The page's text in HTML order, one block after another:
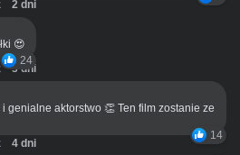
2 dni
😍
24
3 dni
genialne aktorstwo 👏 Ten film zostanie ze
14
4 dni